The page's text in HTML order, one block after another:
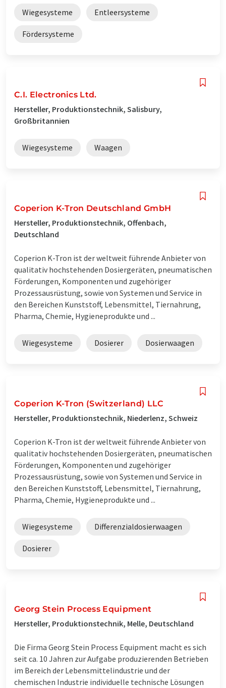
Wiegesysteme Entleersysteme
Fördersysteme
C.I. Electronics Ltd.
Hersteller, Produktionstechnik, Salisbury,
Großbritannien
Wiegesysteme Waagen
Coperion K-Tron Deutschland GmbH
Hersteller, Produktionstechnik, Offenbach,
Deutschland
Coperion K-Tron ist der weltweit führende Anbieter von
qualitativ hochstehenden Dosiergeräten, pneumatischen
Förderungen, Komponenten und zugehöriger
Prozessausrüstung, sowie von Systemen und Service in
den Bereichen Kunststoff, Lebensmittel, Tiernahrung,
Pharma, Chemie, Hygieneprodukte und ...
Wiegesysteme Dosierer Dosierwaagen
Coperion K-Tron (Switzerland) LLC
Hersteller, Produktionstechnik, Niederlenz, Schweiz
Coperion K-Tron ist der weltweit führende Anbieter von
qualitativ hochstehenden Dosiergeräten, pneumatischen
Förderungen, Komponenten und zugehöriger
Prozessausrüstung, sowie von Systemen und Service in
den Bereichen Kunststoff, Lebensmittel, Tiernahrung,
Pharma, Chemie, Hygieneprodukte und ...
Wiegesysteme Differenzialdosierwaagen
Dosierer
Georg Stein Process Equipment
Hersteller, Produktionstechnik, Melle, Deutschland
Die Firma Georg Stein Process Equipment macht es sich
seit ca. 10 Jahren zur Aufgabe produzierenden Betrieben
im Bereich der Lebensmittelindustrie und der
chemischen Industrie individuelle technische Lösungen